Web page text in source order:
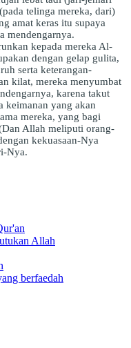
telinga mereka, dari)
amat keras itu supaya
mendengarnya.
kepada mereka Al-
dengan gelap gulita,
serta keterangan-
kilat, mereka menyumbat
karena takut
keimanan yang akan
mereka, yang bagi
Allah meliputi orang-
kekuasaan-Nya
Nya.
Allah
berfaedah